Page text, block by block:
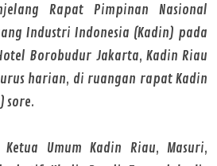
Rapat Pimpinan Nasional
Industri Indonesia (Kadin) pada
Borobudur Jakarta, Kadin Riau
harian, di ruangan rapat Kadin
sore.
Umum Kadin Riau, Masuri,